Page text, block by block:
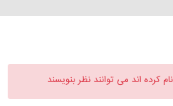
کرده اند می توانند نظر بنویسند